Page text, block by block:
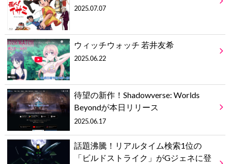
2025.07.07
ウィッチウォッチ 若井友希
2025.06.22
待望の新作！Shadowverse: Worlds
Beyondが本日リリース
2025.06.17
話題沸騰！リアルタイム検索1位の
「ビルドストライク」がGジェネに登